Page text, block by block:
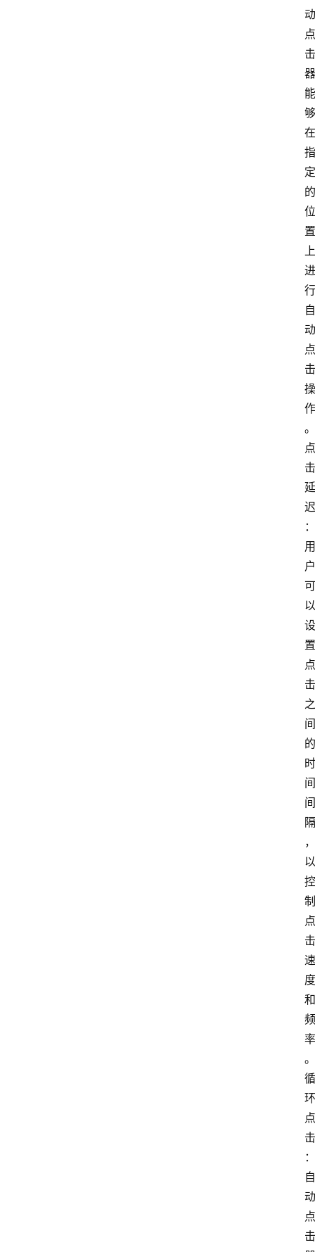
动
点
击
器
能
够
在
指
定
的
位
置
上
进
行
自
动
点
击
操
作
。
点
击
延
迟
：
用
户
可
以
设
置
点
击
之
间
的
时
间
间
隔
，
以
控
制
点
击
速
度
和
频
率
。
循
环
点
击
：
自
动
点
击